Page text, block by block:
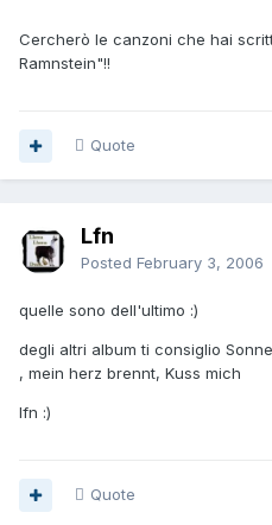
Cercherò le canzoni che hai
Ramnstein"!!
Quote
Lfn
Posted February 3, 2006
quelle sono dell'ultimo :)
degli altri album ti consiglio
, mein herz brennt, Kuss mich
lfn :)
Quote